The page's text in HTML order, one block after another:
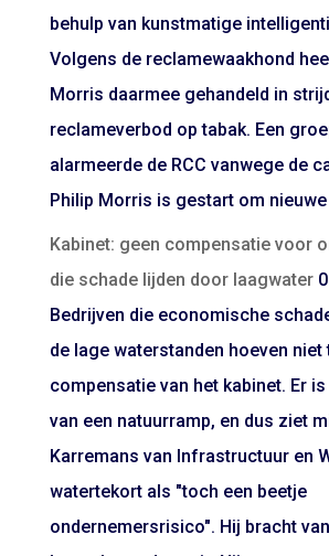
behulp van kunstmatige
Volgens de reclamewaakhond
Morris daarmee gehandeld in
reclameverbod op tabak. Een
alarmeerde de RCC vanwege de
Philip Morris is gestart om
Kabinet: geen compensatie voor
die schade lijden door laagwater
Bedrijven die economische
de lage waterstanden hoeven niet
compensatie van het kabinet. Er
van een natuurramp, en dus ziet
Karremans van Infrastructuur en
watertekort als "toch een beetje
ondernemersrisico". Hij bracht